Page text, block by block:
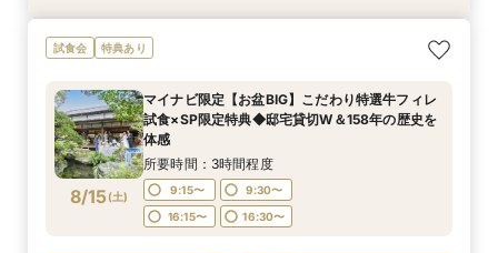
8/14(金)
フォトウェディングご相談会
11:00〜 13:00〜
フェアを予約
8/14(金)
【オンライン60分】見学前に不安解消◎あんし
ん相談会
12:00〜
14:00〜
16:00〜
フェアを予約
8/14(金)
【平日限定】“お得”に結婚式を◆140万特典◆あ
んしん相談会×特選牛＆デザート試食付
11:00〜 13:00〜
フェアを予約
試食会 特典あり
8/15(土)
マイナビ限定【お盆BIG】こだわり特選牛フィレ
試食×SP限定特典◆邸宅貸切W＆158年の歴史を
体感
所要時間：3時間程度
9:15〜
9:30〜
16:15〜
16:30〜